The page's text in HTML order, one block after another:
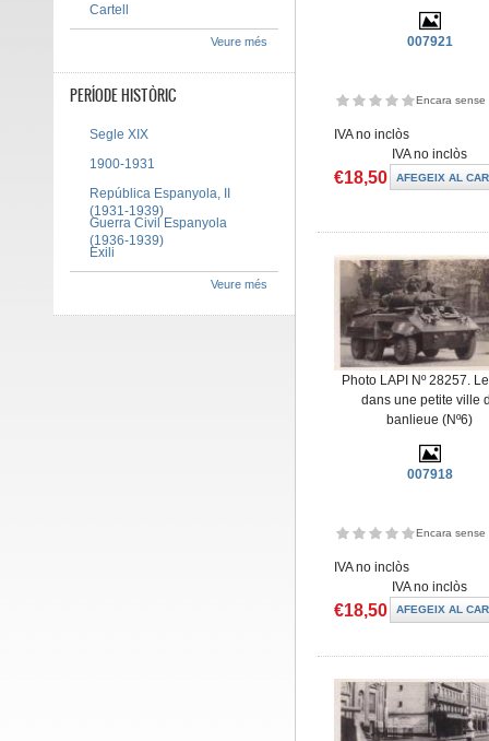
007921
Encara sense
IVA no inclòs
IVA no inclòs
€18,50
Photo LAPI Nº 28257.
dans une petite ville
banlieue (Nº6)
007918
Encara sense
IVA no inclòs
IVA no inclòs
€18,50
Cartell
Veure més
PERÍODE HISTÒRIC
Segle XIX
1900-1931
República Espanyola, II
(1931-1939)
Guerra Civil Espanyola
(1936-1939)
Exili
Veure més